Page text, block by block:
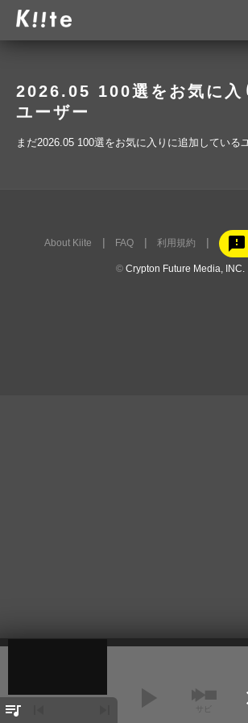
2026.05 100選をお気に入
ユーザー
まだ2026.05 100選をお気に入りに追加している
About Kiite FAQ 利用規約 feedback
© Crypton Future Media, INC.
queue_music play_arrow サビ